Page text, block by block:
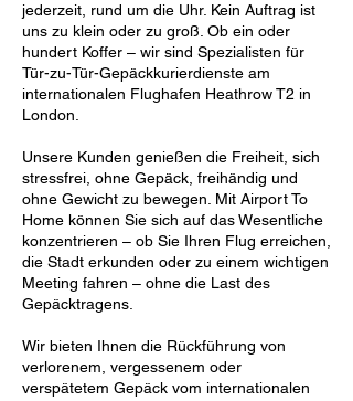
jederzeit, rund um die Uhr. Kein Auftrag ist
uns zu klein oder zu groß. Ob ein oder
hundert Koffer – wir sind Spezialisten für
Tür-zu-Tür-Gepäckkurierdienste am
internationalen Flughafen Heathrow T2 in
London.
Unsere Kunden genießen die Freiheit, sich
stressfrei, ohne Gepäck, freihändig und
ohne Gewicht zu bewegen. Mit Airport To
Home können Sie sich auf das Wesentliche
konzentrieren – ob Sie Ihren Flug erreichen,
die Stadt erkunden oder zu einem wichtigen
Meeting fahren – ohne die Last des
Gepäcktragens.
Wir bieten Ihnen die Rückführung von
verlorenem, vergessenem oder
verspätetem Gepäck vom internationalen